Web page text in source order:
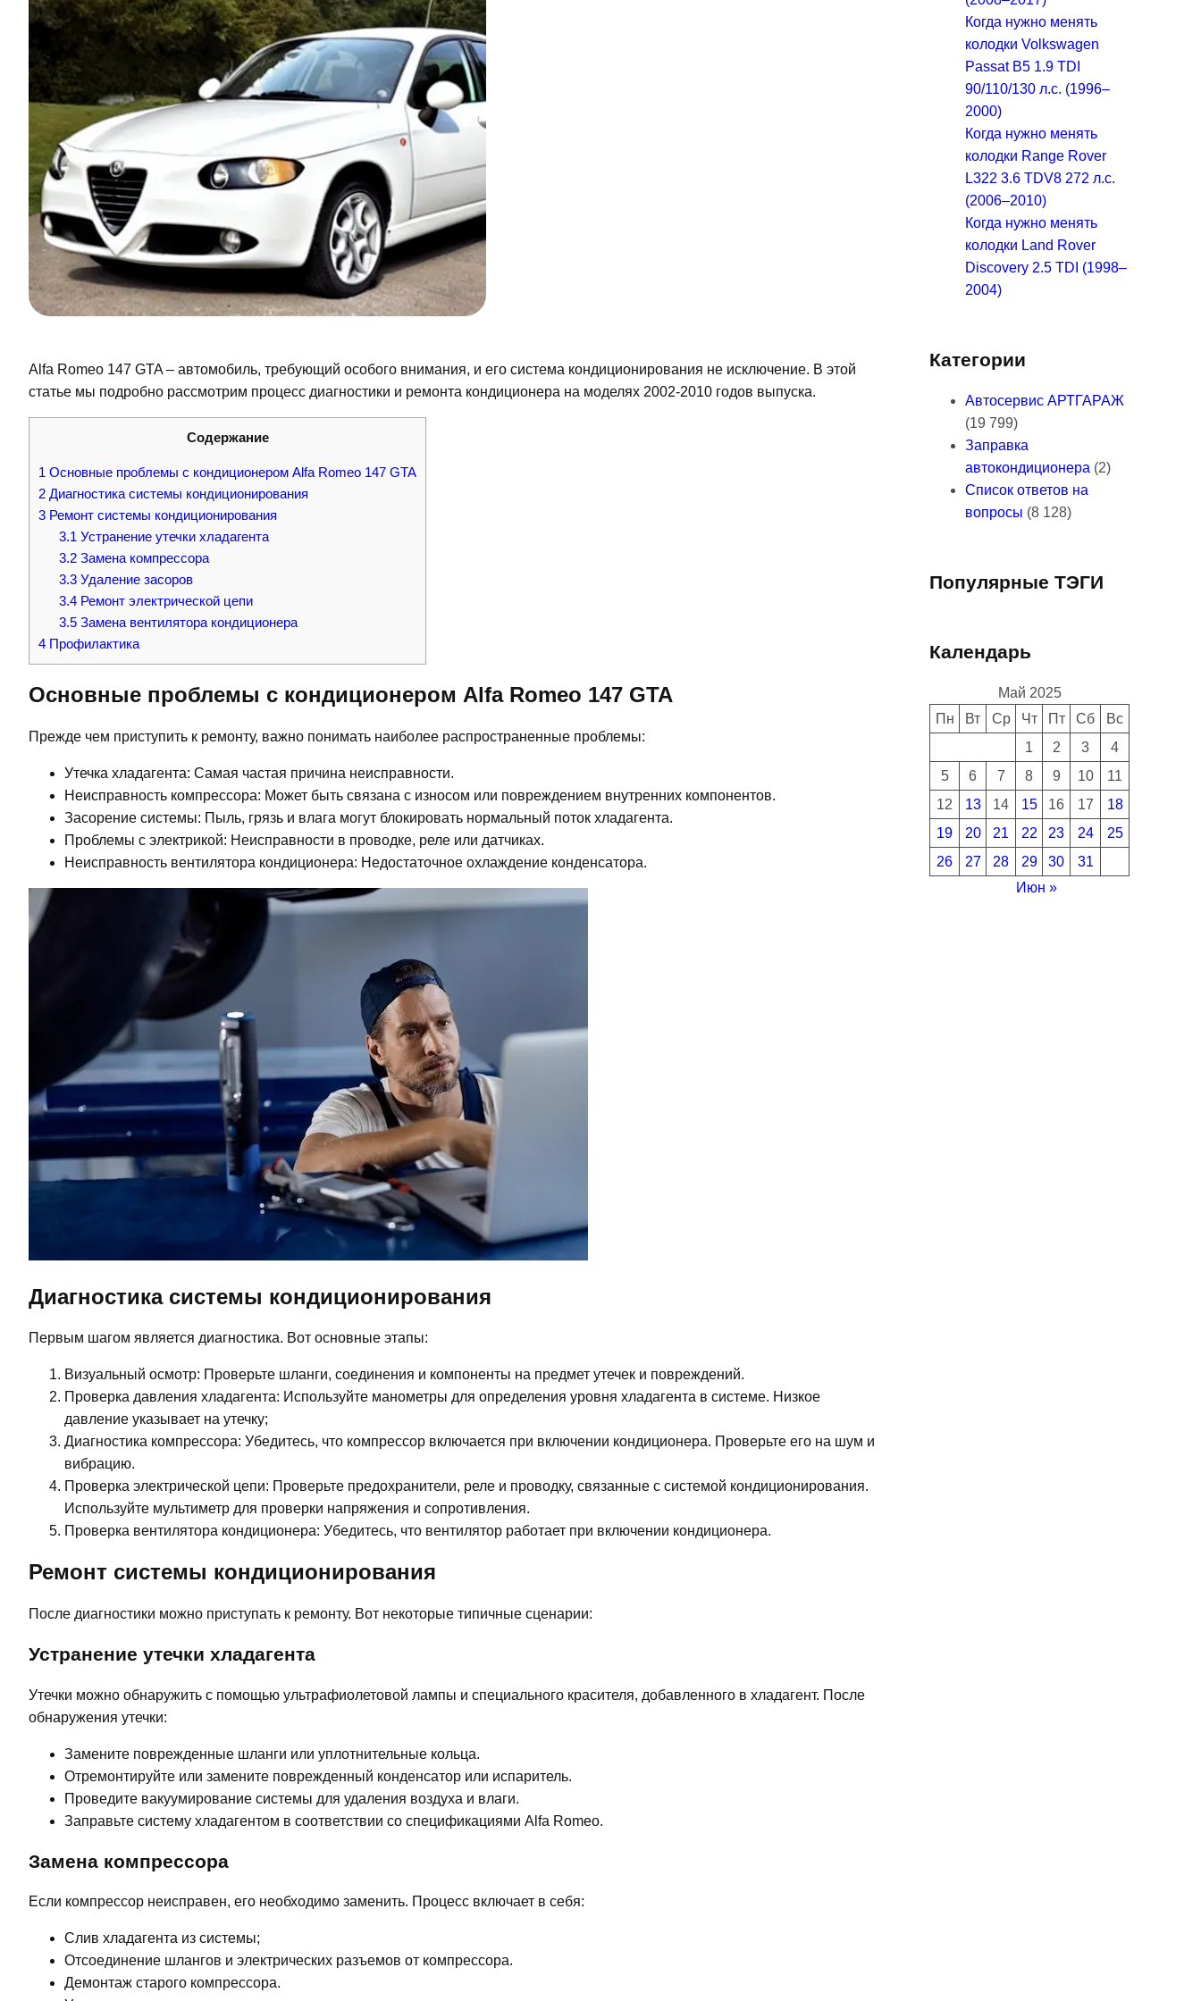
Alfa Romeo 147 GTA – автомобиль, требующий особого внимания, и его система кондиционирования не исключение. В этой
статье мы подробно рассмотрим процесс диагностики и ремонта кондиционера на моделях 2002-2010 годов выпуска.
Содержание
1 Основные проблемы с кондиционером Alfa Romeo 147 GTA
2 Диагностика системы кондиционирования
3 Ремонт системы кондиционирования
3.1 Устранение утечки хладагента
3.2Замена компрессора
3.3Удаление засоров
3.4Ремонт электрической цепи
3.5Замена вентилятора кондиционера
4 Профилактика
Основные проблемы с кондиционером Alfa Romeo 147 GTA
Прежде чем приступить к ремонту, важно понимать наиболее распространенные проблемы:
Утечка хладагента: Самая частая причина неисправности.
Неисправность компрессора: Может быть связана с износом или повреждением внутренних компонентов.
Засорение системы: Пыль, грязь и влага могут блокировать нормальный поток хладагента.
Проблемы с электрикой: Неисправности в проводке, реле или датчиках.
Неисправность вентилятора кондиционера: Недостаточное охлаждение конденсатора.
Диагностика системы кондиционирования
Первым шагом является диагностика. Вот основные этапы:
Визуальный осмотр: Проверьте шланги, соединения и компоненты на предмет утечек и повреждений.
Проверка давления хладагента: Используйте манометры для определения уровня хладагента в системе. Низкое
давление указывает на утечку;
Диагностика компрессора: Убедитесь, что компрессор включается при включении кондиционера. Проверьте его на шум и
вибрацию.
Проверка электрической цепи: Проверьте предохранители, реле и проводку, связанные с системой кондиционирования.
Используйте мультиметр для проверки напряжения и сопротивления.
Проверка вентилятора кондиционера: Убедитесь, что вентилятор работает при включении кондиционера.
Ремонт системы кондиционирования
После диагностики можно приступать к ремонту. Вот некоторые типичные сценарии:
Устранение утечки хладагента
Утечки можно обнаружить с помощью ультрафиолетовой лампы и специального красителя, добавленного в хладагент. После
обнаружения утечки:
Замените поврежденные шланги или уплотнительные кольца.
Отремонтируйте или замените поврежденный конденсатор или испаритель.
Проведите вакуумирование системы для удаления воздуха и влаги.
Заправьте систему хладагентом в соответствии со спецификациями Alfa Romeo.
Замена компрессора
Если компрессор неисправен, его необходимо заменить. Процесс включает в себя:
Слив хладагента из системы;
Отсоединение шлангов и электрических разъемов от компрессора.
Демонтаж старого компрессора.
Когда нужно менять
колодки Volkswagen
Passat B5 1.9 TDI
90/110/130 л.с. (1996–
2000)
Когда нужно менять
колодки Range Rover
L322 3.6 TDV8 272 л.с.
(2006–2010)
Когда нужно менять
колодки Land Rover
Discovery 2.5 TDI (1998–
2004)
Категории
Автосервис АРТГАРАЖ
(19 799)
Заправка
автокондиционера (2)
Список ответов на
вопросы (8 128)
Популярные ТЭГИ
Календарь
Май 2025
Пн
Вт Ср Чт Пт Сб
Вс
1
2 3
4
5
6 7 8 9 10
11
12
13 14 15 16 17
18
19
20 21 22 23 24
25
26
27 28 29 30
31
Июн »